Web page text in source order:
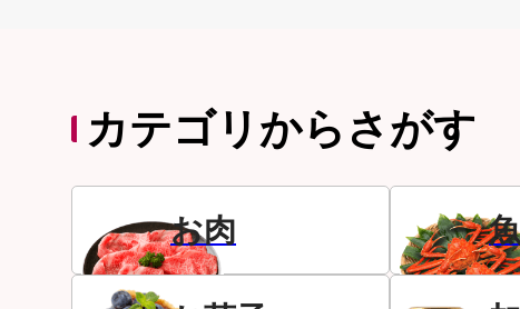
カテゴリからさがす
お肉